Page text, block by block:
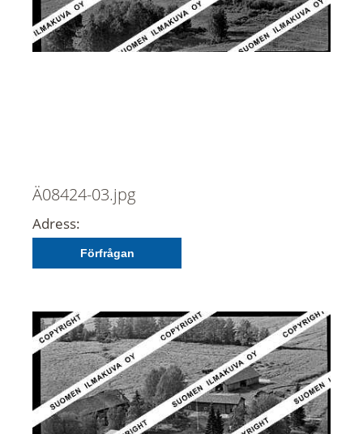
Ä08424-03.jpg
Adress:
Förfrågan